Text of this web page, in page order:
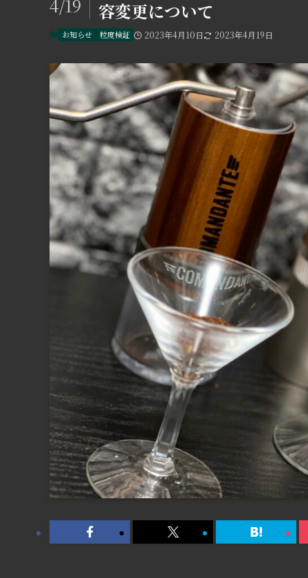
容変更について
4/19
お知らせ 粒度検証 2023年4月10日 2023年4月19日